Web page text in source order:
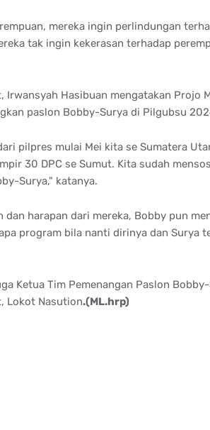
mereka ingin perlindungan
tak ingin kekerasan terhadap
Irwansyah Hasibuan mengatakan Projo
paslon Bobby-Surya di Pilgubsu
pilpres mulai Mei kita se Sumatera
30 DPC se Sumut. Kita sudah
Surya," katanya.
dan harapan dari mereka, Bobby pun
program bila nanti dirinya dan Surya
Ketua Tim Pemenangan Paslon
Lokot Nasution.(ML.hrp)